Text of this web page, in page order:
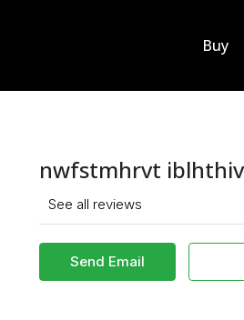
Buy
nwfstmhrvt
See all reviews
Send Email